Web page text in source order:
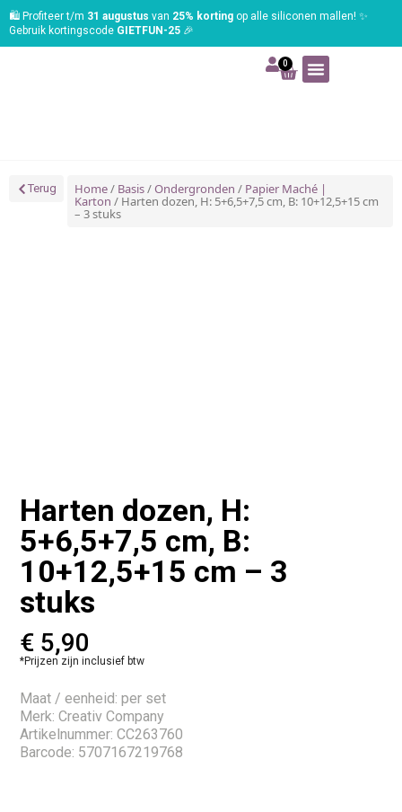
🛍️ Profiteer t/m 31 augustus van 25% korting op alle siliconen mallen! ✨
Gebruik kortingscode GIETFUN-25 🎉
0
Terug Home/ Basis/Ondergronden / Papier Maché |
Karton / Harten dozen, H: 5+6,5+7,5 cm, B: 10+12,5+15 cm
– 3 stuks
Harten dozen, H:
5+6,5+7,5 cm, B:
10+12,5+15 cm – 3
stuks
€ 5,90
*Prijzen zijn inclusief btw
Maat / eenheid: per set
Merk: Creativ Company
Artikelnummer: CC263760
Barcode: 5707167219768